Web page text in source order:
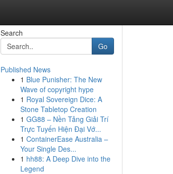
Search
Go
Published News
1 Blue Punisher: The New
Wave of copyright hype
1 Royal Sovereign Dice: A
Stone Tabletop Creation
1 GG88 – Nền Tảng Giải Trí
Trực Tuyến Hiện Đại Vớ...
1 ContainerEase Australia –
Your Single Des...
1 hh88: A Deep Dive into the
Legend